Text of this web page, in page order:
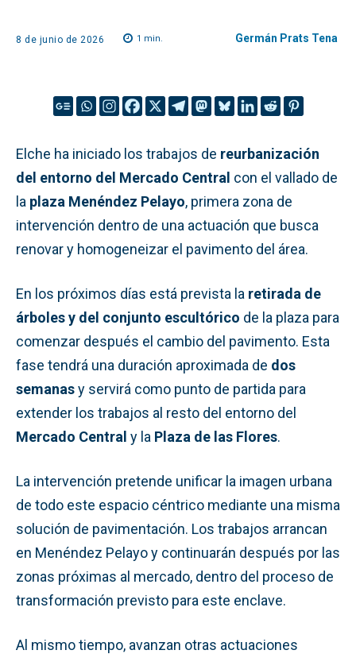
8 de junio de 2026 1 min. Germán Prats Tena
Elche ha iniciado los trabajos de reurbanización
del entorno del Mercado Central con el vallado de
la plaza Menéndez Pelayo, primera zona de
intervención dentro de una actuación que busca
renovar y homogeneizar el pavimento del área.
En los próximos días está prevista la retirada de
árboles y del conjunto escultórico de la plaza para
comenzar después el cambio del pavimento. Esta
fase tendrá una duración aproximada de dos
semanasy servirá como punto de partida para
extender los trabajos al resto del entorno del
Mercado Central y la Plaza de las Flores.
La intervención pretende unificar la imagen urbana
de todo este espacio céntrico mediante una misma
solución de pavimentación. Los trabajos arrancan
en Menéndez Pelayo y continuarán después por las
zonas próximas al mercado, dentro del proceso de
transformación previsto para este enclave.
Al mismo tiempo, avanzan otras actuaciones